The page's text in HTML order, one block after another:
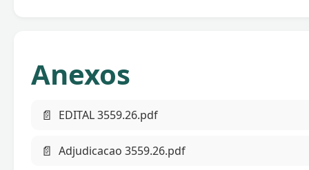
Anexos
📄 EDITAL 3559.26.pdf
📄 Adjudicacao 3559.26.pdf